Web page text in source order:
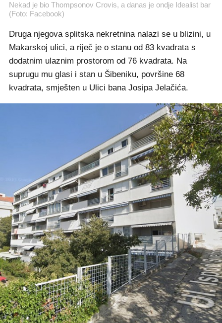
Nekad je bio Thompsonov Crovis, a danas je ondje Idealist bar
(Foto: Facebook)
Druga njegova splitska nekretnina nalazi se u blizini, u
Makarskoj ulici, a riječ je o stanu od 83 kvadrata s
dodatnim ulaznim prostorom od 76 kvadrata. Na
suprugu mu glasi i stan u Šibeniku, površine 68
kvadrata, smješten u Ulici bana Josipa Jelačića.